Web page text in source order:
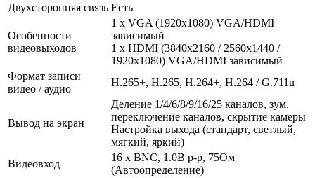
Двухсторонняя связь Есть
Особенности
видеовыходов
1 x VGA (1920x1080) VGA/HDMI
зависимый
1 x HDMI (3840x2160 / 2560x1440 /
1920x1080) VGA/HDMI зависимый
Формат записи
видео / аудио
H.265+, H.265, H.264+, H.264 / G.711u
Вывод на экран
Деление 1/4/6/8/9/16/25 каналов, зум,
переключение каналов, скрытие камеры
Настройка выхода (стандарт, светлый,
мягкий, яркий)
Видеовход
16 x BNC, 1.0В p-p, 75Ом
(Автоопределение)